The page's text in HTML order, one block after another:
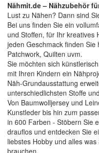
Nähmit.de – Nähzubehör
Lust zu Nähen? Dann sind
Bei uns finden Sie ein
und Stoffen, für Ihr kreatives
jeden Geschmack finden
Patchwork, Quilten uvm.
Sie möchten sich
mit Ihren Kindern ein
Näh-Grundausstattung
unterschiedlichsten Stoffe
Von Baumwolljersey und
Kunstleder bis hin zum
in 600 Farben - Stöbern Sie
drauflos und entdecken Sie
liebstes Hobby und alles